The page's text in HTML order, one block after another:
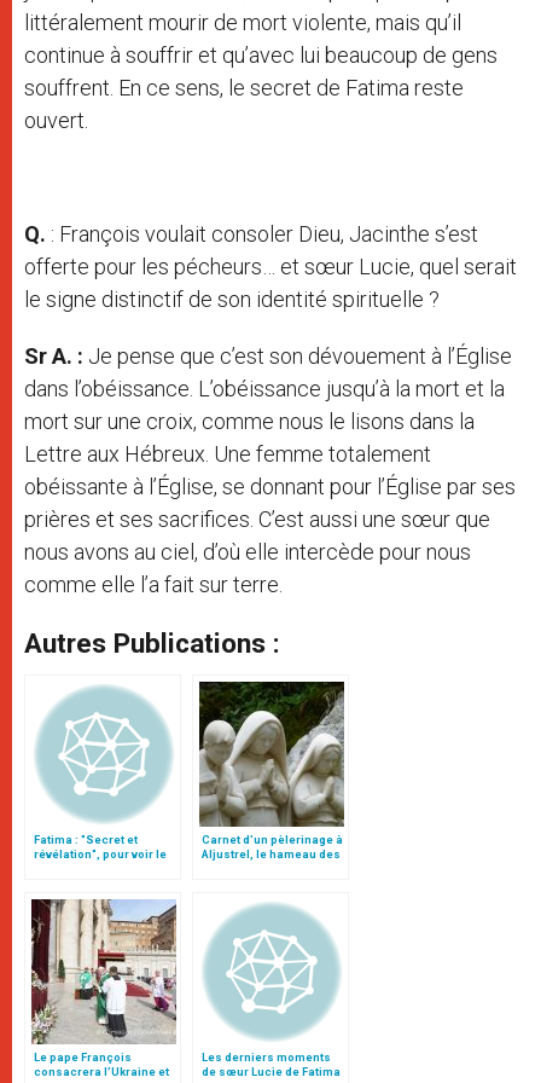
littéralement mourir de mort violente, mais qu’il
continue à souffrir et qu’avec lui beaucoup de gens
souffrent. En ce sens, le secret de Fatima reste
ouvert.
Q. : François voulait consoler Dieu, Jacinthe s’est
offerte pour les pécheurs… et sœur Lucie, quel serait
le signe distinctif de son identité spirituelle ?
Sr A. : Je pense que c’est son dévouement à l’Église
dans l’obéissance. L’obéissance jusqu’à la mort et la
mort sur une croix, comme nous le lisons dans la
Lettre aux Hébreux. Une femme totalement
obéissante à l’Église, se donnant pour l’Église par ses
prières et ses sacrifices. C’est aussi une sœur que
nous avons au ciel, d’où elle intercède pour nous
comme elle l’a fait sur terre.
Autres Publications :
Fatima : "Secret et
révélation", pour voir le
Carnet d’un pèlerinage à
Aljustrel, le hameau des
Le pape François
consacrera l’Ukraine et
Les derniers moments
de sœur Lucie de Fatima